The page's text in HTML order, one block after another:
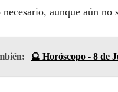
necesario, aunque aún
🔮 Horóscopo - 8 de